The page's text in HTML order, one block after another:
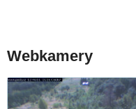
Webkamery